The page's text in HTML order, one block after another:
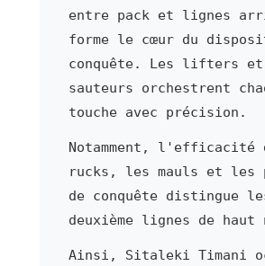
entre pack et lignes
forme le cœur du
conquête. Les lifters et
sauteurs orchestrent
touche avec précision.
Notamment, l'efficacité
rucks, les mauls et les
de conquête distingue
deuxième lignes de haut
Ainsi, Sitaleki Timani